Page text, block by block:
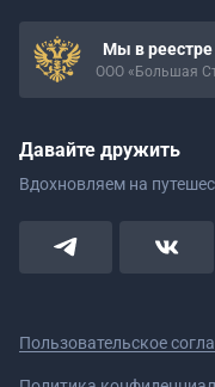
Мы в реестре
ООО «Большая
Давайте дружить
Вдохновляем на
Пользовательское